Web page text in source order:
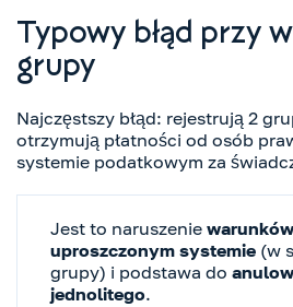
Typowy błąd przy
grupy
Najczęstszy błąd: rejestrują 2
otrzymują płatności od osób
systemie podatkowym za
Jest to naruszenie
uproszczonym systemie (w
grupy) i podstawa do
jednolitego.